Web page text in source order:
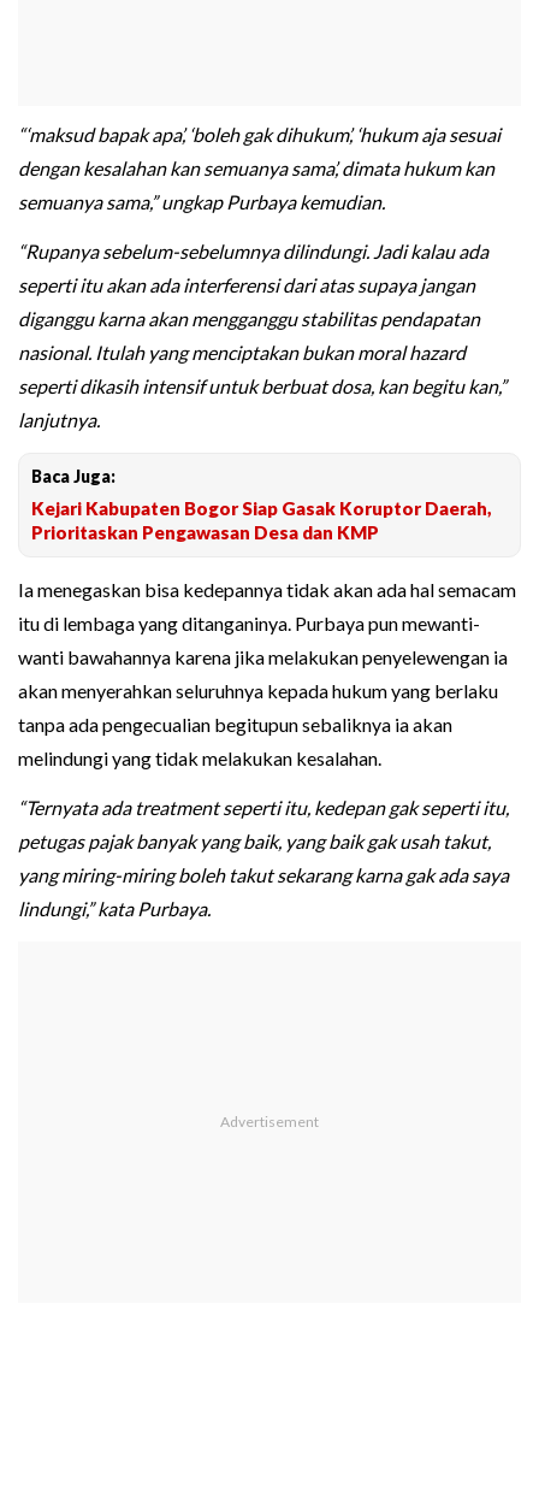
“‘maksud bapak apa’, ‘boleh gak dihukum’, ‘hukum aja sesuai
dengan kesalahan kan semuanya sama’, dimata hukum kan
semuanya sama,” ungkap Purbaya kemudian.
“Rupanya sebelum-sebelumnya dilindungi. Jadi kalau ada
seperti itu akan ada interferensi dari atas supaya jangan
diganggu karna akan mengganggu stabilitas pendapatan
nasional. Itulah yang menciptakan bukan moral hazard
seperti dikasih intensif untuk berbuat dosa, kan begitu kan,”
lanjutnya.
Baca Juga:
Kejari Kabupaten Bogor Siap Gasak Koruptor Daerah,
Prioritaskan Pengawasan Desa dan KMP
Ia menegaskan bisa kedepannya tidak akan ada hal semacam
itu di lembaga yang ditanganinya. Purbaya pun mewanti-
wanti bawahannya karena jika melakukan penyelewengan ia
akan menyerahkan seluruhnya kepada hukum yang berlaku
tanpa ada pengecualian begitupun sebaliknya ia akan
melindungi yang tidak melakukan kesalahan.
“Ternyata ada treatment seperti itu, kedepan gak seperti itu,
petugas pajak banyak yang baik, yang baik gak usah takut,
yang miring-miring boleh takut sekarang karna gak ada saya
lindungi,” kata Purbaya.